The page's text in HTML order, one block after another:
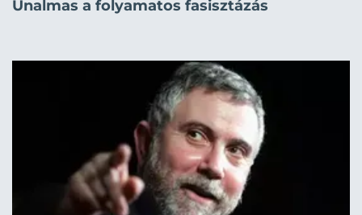
Unalmas a folyamatos fasisztázás